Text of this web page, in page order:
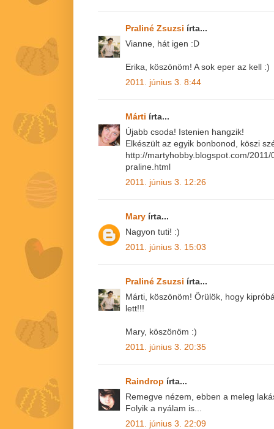
Praliné Zsuzsi írta...
Vianne, hát igen :D
Erika, köszönöm! A sok eper az kell :)
2011. június 3. 8:44
Márti írta...
Újabb csoda! Istenien hangzik!
Elkészült az egyik bonbonod, köszi
http://martyhobby.blogspot.com/
praline.html
2011. június 3. 12:26
Mary írta...
Nagyon tuti! :)
2011. június 3. 15:03
Praliné Zsuzsi írta...
Márti, köszönöm! Örülök, hogy
lett!!!
Mary, köszönöm :)
2011. június 3. 20:35
Raindrop írta...
Remegve nézem, ebben a meleg
Folyik a nyálam is...
2011. június 3. 22:09